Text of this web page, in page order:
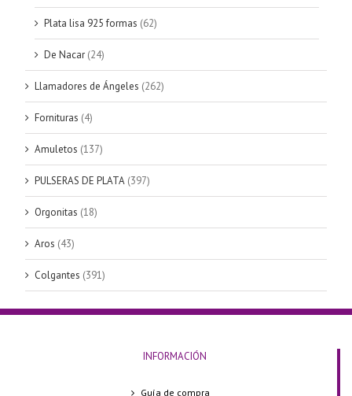
Plata lisa 925 formas (62)
De Nacar (24)
Llamadores de Ángeles (262)
Fornituras (4)
Amuletos (137)
PULSERAS DE PLATA (397)
Orgonitas (18)
Aros (43)
Colgantes (391)
INFORMACIÓN
Guía de compra